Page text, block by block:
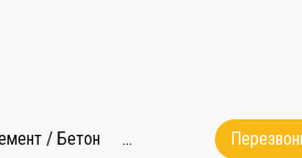
/ Бетон ...